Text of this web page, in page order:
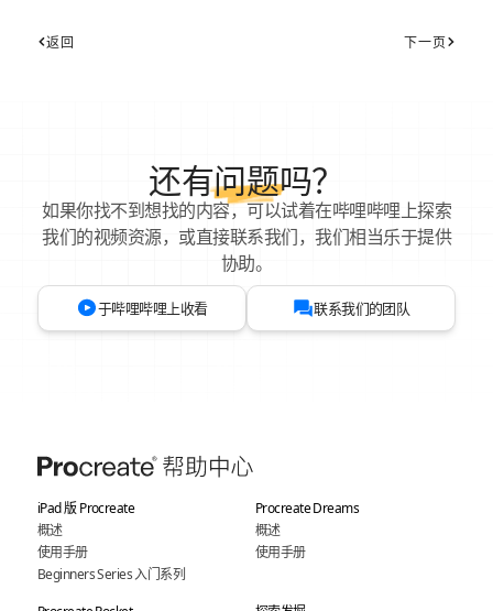
返回 下一页
还有问题吗？
如果你找不到想找的内容，可以试着在哔哩哔哩上探索
我们的视频资源，或直接联系我们，我们相当乐于提供
协助。
于哔哩哔哩上收看 联系我们的团队
iPad 版 Procreate
概述
使用手册
Beginners Series 入门系列
Procreate Dreams
概述
使用手册